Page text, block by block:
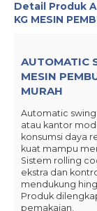
Detail Produk
KG MESIN
AUTOMATIC
MESIN
MURAH
Automatic
atau kantor
konsumsi daya
kuat mampu
Sistem rolling
ekstra dan
mendukung
Produk
pemakaian.